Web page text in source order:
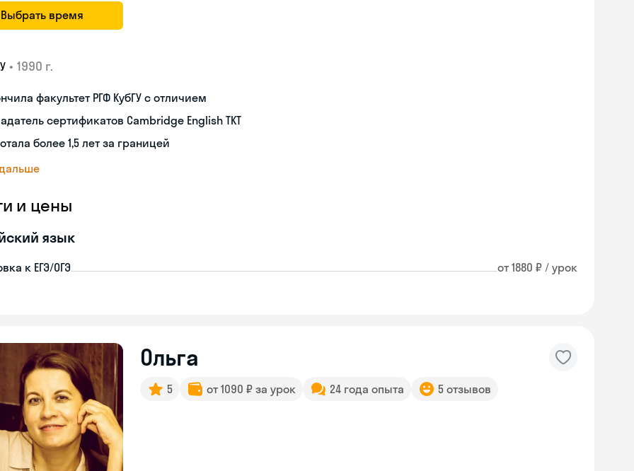
Выбрать время
• 1990 г.
факультет РГФ КубГУ с отличием
сертификатов Cambridge English TKT
более 1,5 лет за границей
и цены
язык
к ЕГЭ/ОГЭ от 1880 ₽ / урок
Ольга
5 от 1090 ₽ за урок 24 года опыта 5 отзывов